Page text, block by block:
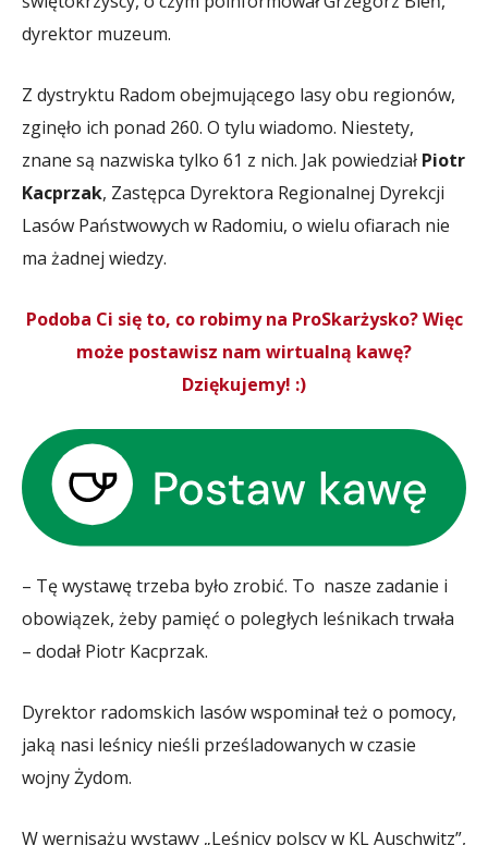
dyrektor muzeum.
Z dystryktu Radom obejmującego lasy obu regionów,
zginęło ich ponad 260. O tylu wiadomo. Niestety,
znane są nazwiska tylko 61 z nich. Jak powiedział Piotr
Kacprzak, Zastępca Dyrektora Regionalnej Dyrekcji
Lasów Państwowych w Radomiu, o wielu ofiarach nie
ma żadnej wiedzy.
Podoba Ci się to, co robimy na ProSkarżysko? Więc
może postawisz nam wirtualną kawę?
Dziękujemy! :)
– Tę wystawę trzeba było zrobić. To nasze zadanie i
obowiązek, żeby pamięć o poległych leśnikach trwała
– dodał Piotr Kacprzak.
Dyrektor radomskich lasów wspominał też o pomocy,
jaką nasi leśnicy nieśli prześladowanych w czasie
wojny Żydom.
W wernisażu wystawy „Leśnicy polscy w KL Auschwitz”,